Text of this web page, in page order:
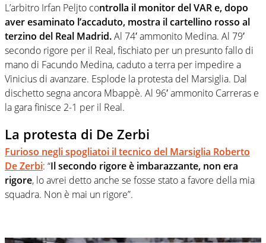
L’arbitro Irfan Peljto controlla il monitor del VAR e, dopo
aver esaminato l’accaduto, mostra il cartellino rosso al
terzino del Real Madrid.Al 74′ ammonito Medina. Al 79′
secondo rigore per il Real, fischiato per un presunto fallo di
mano di Facundo Medina, caduto a terra per impedire a
Vinicius di avanzare. Esplode la protesta del Marsiglia. Dal
dischetto segna ancora Mbappè. Al 96′ ammonito Carreras e
la gara finisce 2-1 per il Real.
La protesta di De Zerbi
Furioso negli spogliatoi il tecnico del Marsiglia Roberto
De Zerbi: “Il secondo rigore è imbarazzante, non era
rigore, lo avrei detto anche se fosse stato a favore della mia
squadra. Non è mai un rigore”.